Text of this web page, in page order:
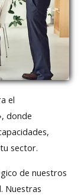
el
donde
sector.
de nuestros
Nuestras